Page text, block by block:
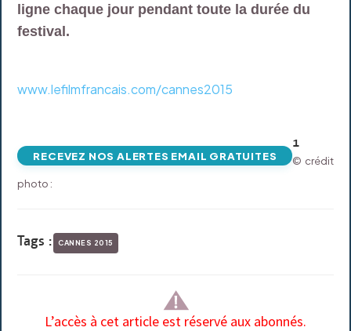
ligne chaque jour pendant toute la durée du
festival.
www.lefilmfrancais.com/cannes2015
RECEVEZ NOS ALERTES EMAIL GRATUITES
1
© crédit
photo :
Tags : CANNES 2015
L’accès à cet article est réservé aux abonnés.